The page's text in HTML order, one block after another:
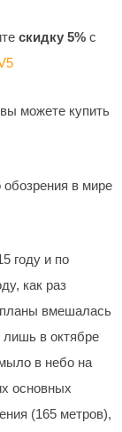
скидку 5%с
можете купить
в мире
году и по
как раз
вмешалась
лишь в октябре
в небо на
основных
(165 метров),